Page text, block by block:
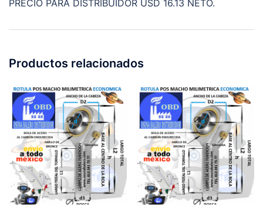
PRECIO PARA DISTRIBUIDOR USD 16.13 NETO.
Productos relacionados